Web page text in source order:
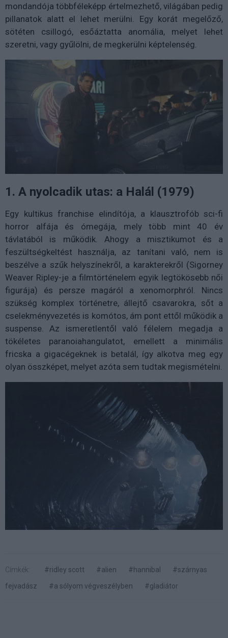
mondandója többféleképp értelmezhető, világában pedig
pillanatok alatt el lehet merülni. Egy korát megelőző,
sötéten csillogó, esőáztatta anomália, melyet lehet
szeretni, vagy gyűlölni, de megkerülni képtelenség.
1. A nyolcadik utas: a Halál (1979)
Egy kultikus franchise elindítója, a klausztrofób sci-fi
horror alfája és ómegája, mely több mint 40 év
távlatából is működik. Ahogy a misztikumot és a
feszültségkeltést használja, az tanítani való, nem is
beszélve a szűk helyszínekről, a karakterekről (Sigorney
Weaver Ripley-je a filmtörténelem egyik legtökösebb női
figurája) és persze magáról a xenomorphról. Nincs
szükség komplex történetre, állejtő csavarokra, sőt a
cselekményvezetés is komótos, ám pont ettől működik a
suspense. Az ismeretlentől való félelem megadja a
tökéletes paranoiahangulatot, emellett a minimális
fricska a gigacégeknek is betalál, így alkotva meg egy
olyan összképet, melyet azóta sem tudtak megismételni.
Címkék: #ridley scott #alien #hannibal
#szárnyas
fejvadász
#a sólyom végveszélyben #gladiátor